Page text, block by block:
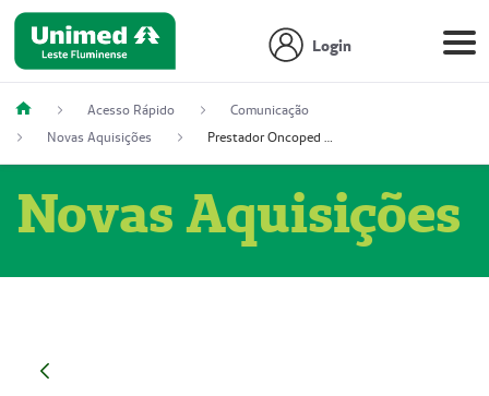
Login
Acesso Rápido
Comunicação
Novas Aquisições
Prestador Oncoped Serviços Médicos (51004335-0)
Novas Aquisições